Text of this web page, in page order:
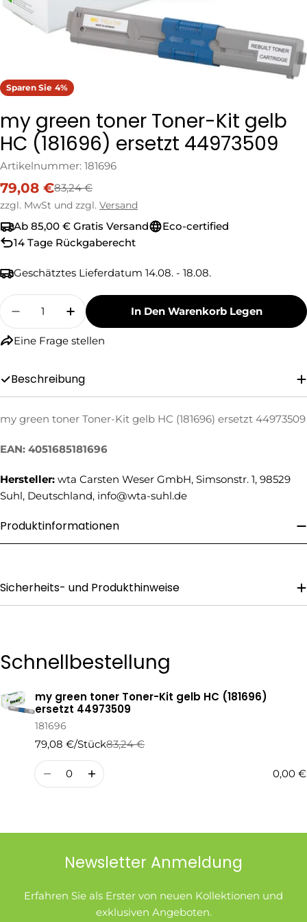
Sparen Sie 4%
my green toner Toner-Kit gelb
HC (181696) ersetzt 44973509
Artikelnummer: 181696
Verkaufspreis
79,08 €
Regulärer
Preis
83,24 €
zzgl. MwSt und zzgl. Versand
Ab 85,00 € Gratis Versand
Eco-certified
14 Tage Rückgaberecht
Geschätztes Lieferdatum 14.08. - 18.08.
Menge
Menge Für My Green Toner Toner-Kit Gelb
Menge Für My Green Toner Toner-
In Den Warenkorb Legen
Eine Frage stellen
Ihre
Mail
Telefonnummer
Nachricht
Frage Senden
Beschreibung
my green toner Toner-Kit gelb HC (181696) ersetzt 44973509
EAN: 4051685181696
Hersteller: wta Carsten Weser GmbH, Simsonstr. 1, 98529
Suhl, Deutschland, info@wta-suhl.de
Produktinformationen
Sicherheits- und Produkthinweise
Schnellbestellung
Ihr
Warenkorb
my green toner Toner-Kit gelb HC (181696)
ersetzt 44973509
181696
79,08 €/Stück
Regulärer
Preis
83,24 €
Verkaufspreis
Menge
0,00 €
Newsletter Anmeldung
Erfahren Sie als Erster von neuen Kollektionen und
exklusiven Angeboten.